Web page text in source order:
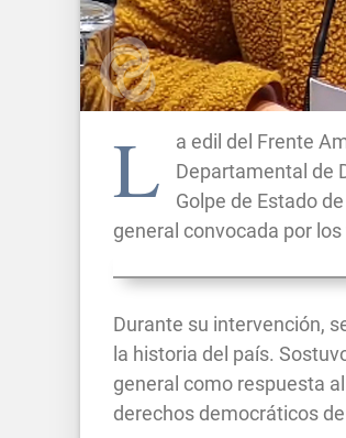
L
a edil del Frente
Departamental de
Golpe de Estado
general convocada por
Durante su intervención,
la historia del país.
general como respuesta
derechos democráticos